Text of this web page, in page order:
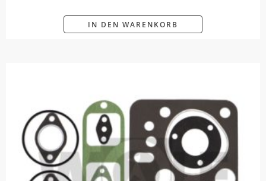
IN DEN WARENKORB